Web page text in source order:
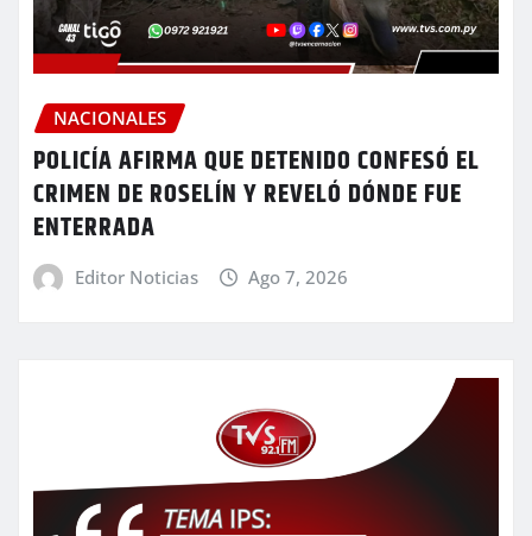
NACIONALES
POLICÍA AFIRMA QUE DETENIDO CONFESÓ EL
CRIMEN DE ROSELÍN Y REVELÓ DÓNDE FUE
ENTERRADA
Editor Noticias Ago 7, 2026